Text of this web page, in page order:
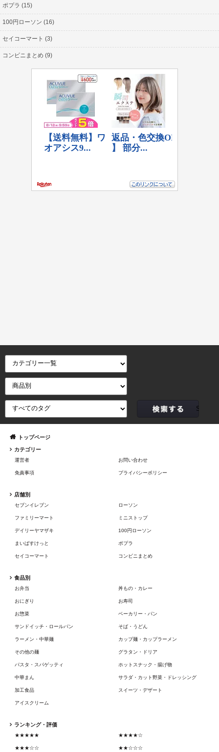
ポプラ (15)
100円ローソン (16)
セイコーマート (3)
コンビニまとめ (9)
トップページ
カテゴリー
運営者 お問い合わせ
免責事項 プライバシーポリシー
店舗別
セブンイレブン ローソン
ファミリーマート ミニストップ
デイリーヤマザキ 100円ローソン
まいばすけっと ポプラ
セイコーマート コンビニまとめ
食品別
お弁当 丼もの・カレー
おにぎり お寿司
お惣菜 ベーカリー・パン
サンドイッチ・ロールパン そば・うどん
ラーメン・中華麺 カップ麺・カップラーメン
その他の麺 グラタン・ドリア
パスタ・スパゲッティ ホットスナック・揚げ物
中華まん サラダ・カット野菜・ドレッシング
加工食品 スイーツ・デザート
アイスクリーム
ランキング・評価
★★★★★ ★★★★☆
★★★☆☆ ★★☆☆☆